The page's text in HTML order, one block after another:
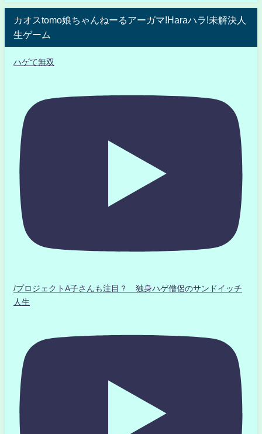
カオスtomo娘ちゃんねーるアーガマ!Haraハラ!未解決人
生ゲーム
ハゲて無双
/プロジェクトA子さんも注目？ 独身ハゲ僧侶のサンドイッチ
人生